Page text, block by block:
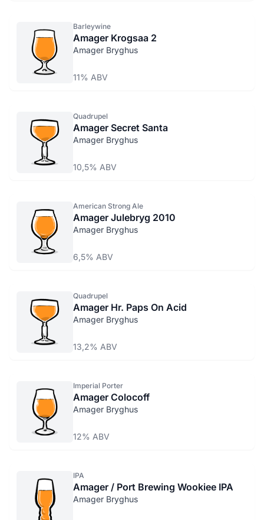
Barleywine
Amager Krogsaa 2
Amager Bryghus
11% ABV
Quadrupel
Amager Secret Santa
Amager Bryghus
10,5% ABV
American Strong Ale
Amager Julebryg 2010
Amager Bryghus
6,5% ABV
Quadrupel
Amager Hr. Paps On Acid
Amager Bryghus
13,2% ABV
Imperial Porter
Amager Colocoff
Amager Bryghus
12% ABV
IPA
Amager / Port Brewing Wookiee IPA
Amager Bryghus